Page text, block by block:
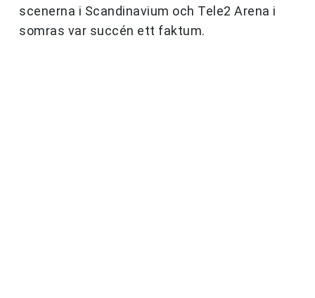
scenerna i Scandinavium och Tele2 Arena i
somras var succén ett faktum.